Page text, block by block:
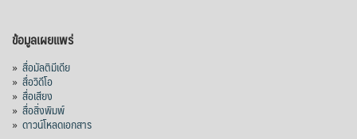
ข้อมูลเผยแพร่
» สื่อมัลติมีเดีย
» สื่อวิดีโอ
» สื่อเสียง
» สื่อสิ่งพิมพ์
» ดาวน์โหลดเอกสาร